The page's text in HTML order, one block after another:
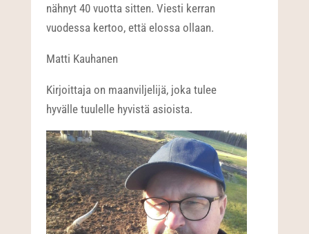
nähnyt 40 vuotta sitten. Viesti kerran
vuodessa kertoo, että elossa ollaan.
Matti Kauhanen
Kirjoittaja on maanviljelijä, joka tulee
hyvälle tuulelle hyvistä asioista.